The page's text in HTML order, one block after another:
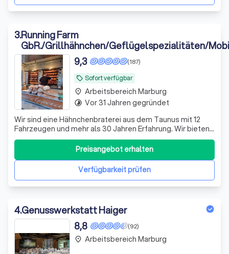
3.Running Farm
GbR./Grillhähnchen/Geflügelspezialitäten/
Grillstation
local_offer Sofort verfügbar
(187)
9,3
Wir sind eine Hähnchenbraterei aus dem Taunus mit 12
Fahrzeugen und mehr als 30 Jahren Erfahrung. Wir bieten
Catering für Hochzeiten, - türkische Hochzeiten,
Geschäftseröffnungen, Geburtstage, Vereinsfeiern, priv.
Events, Firmen Events etc. an. Außerdem finden Sie uns
die Woche über an verschiedene
Verfügbarkeit prüfen
Preisangebot erhalten
place Arbeitsbereich Marburg
timelapse Vor 31 Jahren gegründet
4.Genusswerkstatt Haiger
(92)
8,8
place Arbeitsbereich Marburg